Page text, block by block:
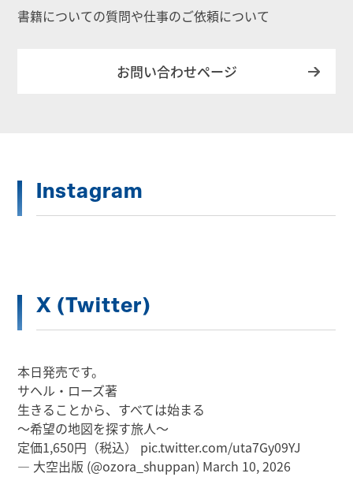
書籍についての質問や仕事のご依頼について
お問い合わせページ
Instagram
X (Twitter)
本日発売です。
サヘル・ローズ著
生きることから、すべては始まる
～希望の地図を探す旅人～
定価1,650円（税込） pic.twitter.com/uta7Gy09YJ
— 大空出版 (@ozora_shuppan) March 10, 2026